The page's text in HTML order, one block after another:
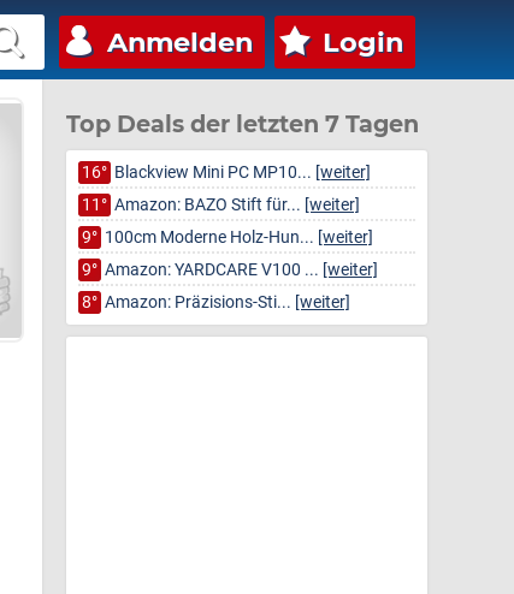
Anmelden Login
Top Deals der letzten 7 Tagen
16° Blackview Mini PC MP10... [weiter]
11° Amazon: BAZO Stift für... [weiter]
9° 100cm Moderne Holz-Hun... [weiter]
9° Amazon: YARDCARE V100 ... [weiter]
8° Amazon: Präzisions-Sti... [weiter]